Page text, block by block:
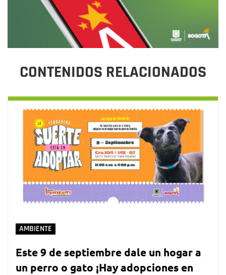
CONTENIDOS RELACIONADOS
AMBIENTE
Este 9 de septiembre dale un hogar a
un perro o gato ¡Hay adopciones en